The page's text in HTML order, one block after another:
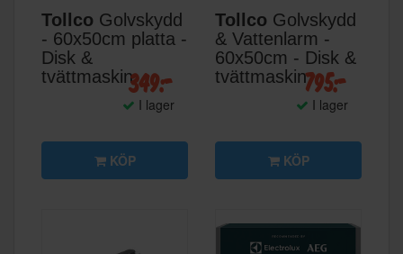
Tollco Golvskydd
- 60x50cm platta -
Disk &
tvättmaskin349:-
I lager
KÖP
Tollco Golvskydd
& Vattenlarm -
60x50cm - Disk &
tvättmaskin795:-
I lager
KÖP